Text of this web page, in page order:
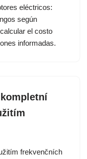
eléctricos:
según
el costo
informadas.
frekvenčních